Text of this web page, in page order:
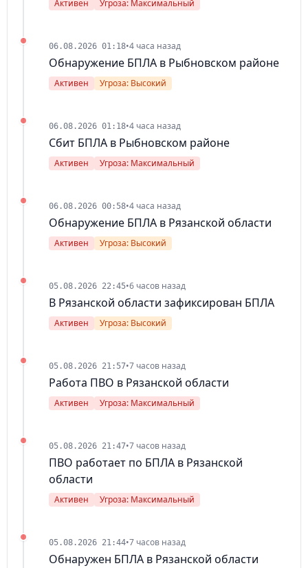
Активен Угроза: Максимальный
06.08.2026 01:18•4 часа назад
Обнаружение БПЛА в Рыбновском районе
Активен Угроза: Высокий
06.08.2026 01:18•4 часа назад
Сбит БПЛА в Рыбновском районе
Активен Угроза: Максимальный
06.08.2026 00:58•4 часа назад
Обнаружение БПЛА в Рязанской области
Активен Угроза: Высокий
05.08.2026 22:45•6 часов назад
В Рязанской области зафиксирован БПЛА
Активен Угроза: Высокий
05.08.2026 21:57•7 часов назад
Работа ПВО в Рязанской области
Активен Угроза: Максимальный
05.08.2026 21:47•7 часов назад
ПВО работает по БПЛА в Рязанской
области
Активен Угроза: Максимальный
05.08.2026 21:44•7 часов назад
Обнаружен БПЛА в Рязанской области